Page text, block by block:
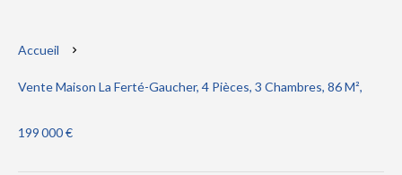
Accueil
Vente Maison La Ferté-Gaucher, 4 Pièces, 3 Chambres, 86 M²,
199 000 €